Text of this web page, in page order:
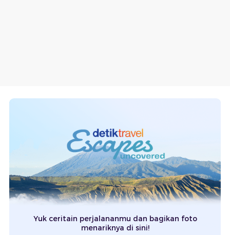
Yuk ceritain perjalananmu dan bagikan foto
menariknya di sini!